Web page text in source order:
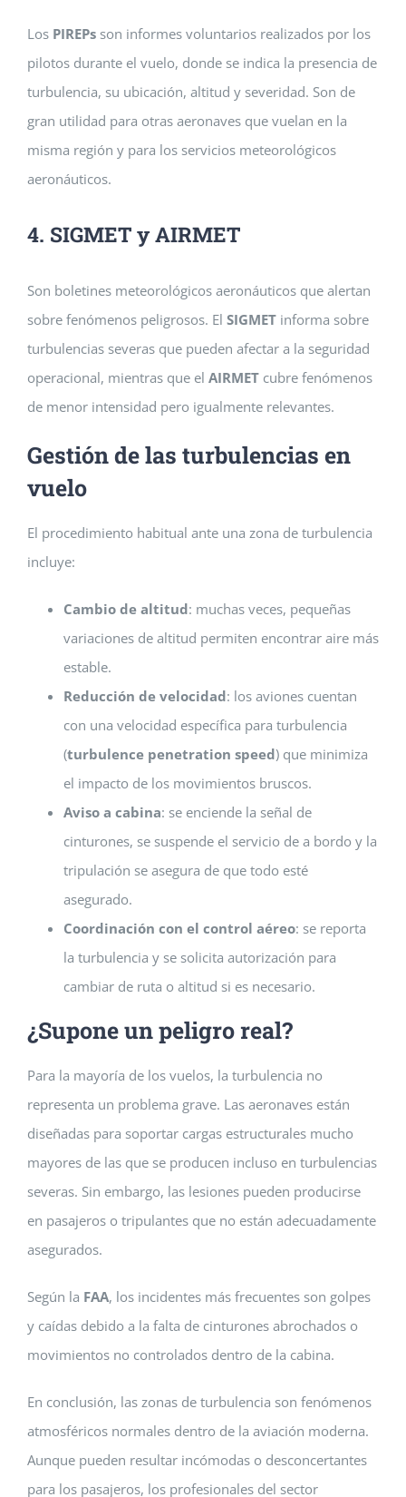
Los PIREPsson informes voluntarios realizados por los
pilotos durante el vuelo, donde se indica la presencia de
turbulencia, su ubicación, altitud y severidad. Son de
gran utilidad para otras aeronaves que vuelan en la
misma región y para los servicios meteorológicos
aeronáuticos.
4. SIGMET y AIRMET
Son boletines meteorológicos aeronáuticos que alertan
sobre fenómenos peligrosos. El SIGMETinforma sobre
turbulencias severas que pueden afectar a la seguridad
operacional, mientras que el AIRMETcubre fenómenos
de menor intensidad pero igualmente relevantes.
Gestión de las turbulencias en
vuelo
El procedimiento habitual ante una zona de turbulencia
incluye:
Cambio de altitud: muchas veces, pequeñas
variaciones de altitud permiten encontrar aire más
estable.
Reducción de velocidad: los aviones cuentan
con una velocidad específica para turbulencia
(turbulence penetration speed) que minimiza
el impacto de los movimientos bruscos.
Aviso a cabina: se enciende la señal de
cinturones, se suspende el servicio de a bordo y la
tripulación se asegura de que todo esté
asegurado.
Coordinación con el control aéreo: se reporta
la turbulencia y se solicita autorización para
cambiar de ruta o altitud si es necesario.
¿Supone un peligro real?
Para la mayoría de los vuelos, la turbulencia no
representa un problema grave. Las aeronaves están
diseñadas para soportar cargas estructurales mucho
mayores de las que se producen incluso en turbulencias
severas. Sin embargo, las lesiones pueden producirse
en pasajeros o tripulantes que no están adecuadamente
asegurados.
Según la FAA, los incidentes más frecuentes son golpes
y caídas debido a la falta de cinturones abrochados o
movimientos no controlados dentro de la cabina.
En conclusión, las zonas de turbulencia son fenómenos
atmosféricos normales dentro de la aviación moderna.
Aunque pueden resultar incómodas o desconcertantes
para los pasajeros, los profesionales del sector